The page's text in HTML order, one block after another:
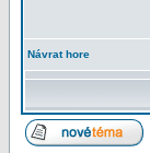
Návrat hore